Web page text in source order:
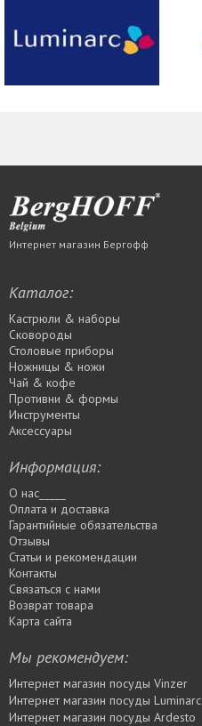
Интернет магазин Бергофф
Каталог:
Кастрюли & наборы
Сковороды
Столовые приборы
Ножницы & ножи
Чай & кофе
Противни & формы
Инструменты
Аксессуары
Информация:
О нас_____
Оплата и доставка
Гарантийные обязательства
Отзывы
Статьи и рекомендации
Контакты
Связаться с нами
Возврат товара
Карта сайта
Мы рекомендуем:
Интернет магазин посуды Vinzer
Интернет магазин посуды Luminarc
Интернет магазин посуды Ardesto